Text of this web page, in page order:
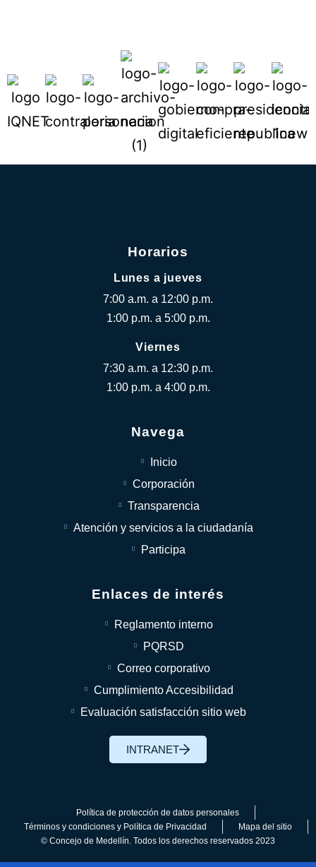
Horarios
Lunes a jueves
7:00 a.m. a 12:00 p.m.
1:00 p.m. a 5:00 p.m.
Viernes
7:30 a.m. a 12:30 p.m.
1:00 p.m. a 4:00 p.m.
Navega
Inicio
Corporación
Transparencia
Atención y servicios a la ciudadanía
Participa
Enlaces de interés
Reglamento interno
PQRSD
Correo corporativo
Cumplimiento Accesibilidad
Evaluación satisfacción sitio web
INTRANET
Política de protección de datos personales
Términos y condiciones y Política de Privacidad
Mapa del sitio
© Concejo de Medellín. Todos los derechos reservados 2023